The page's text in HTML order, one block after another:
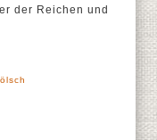
der Reichen und